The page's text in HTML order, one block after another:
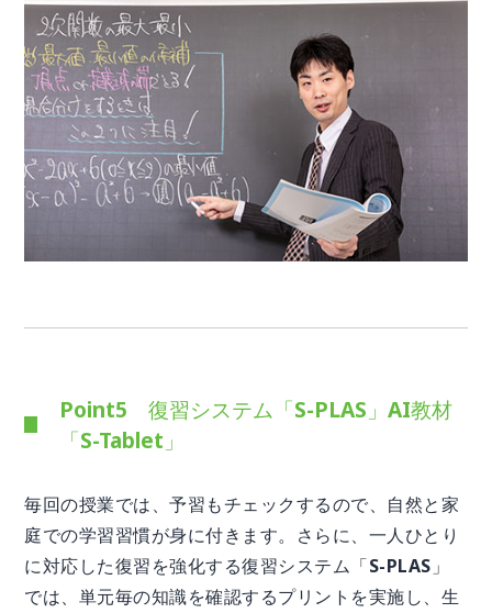
Point5 復習システム「S-PLAS」AI教材
「S-Tablet」
毎回の授業では、予習もチェックするので、自然と家
庭での学習習慣が身に付きます。さらに、一人ひとり
に対応した復習を強化する復習システム「S-PLAS」
では、単元毎の知識を確認するプリントを実施し、生